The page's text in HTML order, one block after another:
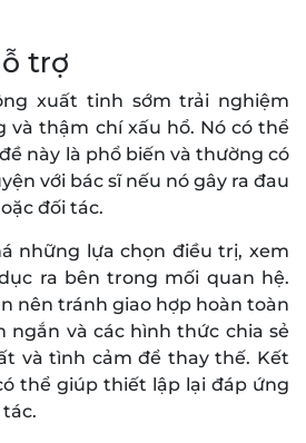
trợ
xuất tinh sớm trải nghiệm
và thậm chí xấu hổ. Nó có thể
này là phổ biến và thường có
với bác sĩ nếu nó gây ra đau
đối tác.
những lựa chọn điều trị, xem
ra bên trong mối quan hệ.
nên tránh giao hợp hoàn toàn
và các hình thức chia sẻ
và tình cảm để thay thế. Kết
thể giúp thiết lập lại đáp ứng